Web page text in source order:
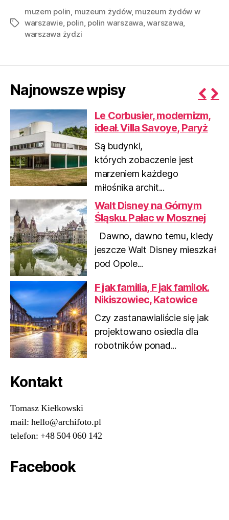
Muzeum
Polin
Tagi
muzem polin muzeum żydów, muzeum żydów w
warszawie, polin polin warszawa ,warszawa
warszawa żydzi
Najnowsze wpisy
r
e
Le Corbusier, modernizm,
ideał. Villa Savoye, Paryż
Są budynki,
których zobaczenie jest
marzeniem każdego
miłośnika archit...
Walt Disney na Górnym
Śląsku. Pałac w Mosznej
Dawno, dawno temu, kiedy
jeszcze Walt Disney mieszkał
pod Opole...
F jak familia, F jak familok.
Nikiszowiec, Katowice
Czy zastanawialiście się jak
projektowano osiedla dla
robotników ponad...
Kontakt
Tomasz Kiełkowski
mail: hello@archifoto.pl
telefon: +48 504 060 142
Facebook